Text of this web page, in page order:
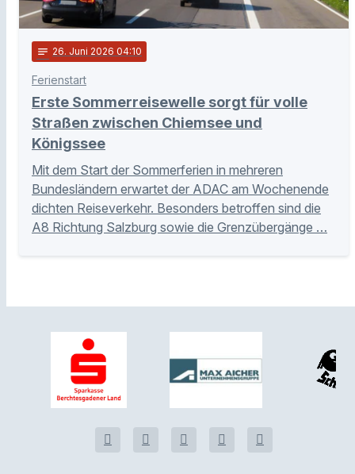
notes 26. Juni 2026 04:10
Ferienstart
Erste Sommerreisewelle sorgt für volle
Straßen zwischen Chiemsee und
Königssee
Mit dem Start der Sommerferien in mehreren
Bundesländern erwartet der ADAC am Wochenende
dichten Reiseverkehr. Besonders betroffen sind die
A8 Richtung Salzburg sowie die Grenzübergänge …